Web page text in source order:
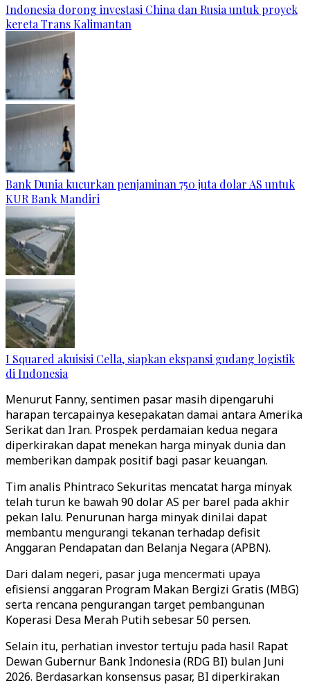
Indonesia dorong investasi China dan Rusia untuk proyek
kereta Trans Kalimantan
Bank Dunia kucurkan penjaminan 750 juta dolar AS untuk
KUR Bank Mandiri
I Squared akuisisi Cella, siapkan ekspansi gudang logistik
di Indonesia
Menurut Fanny, sentimen pasar masih dipengaruhi
harapan tercapainya kesepakatan damai antara Amerika
Serikat dan Iran. Prospek perdamaian kedua negara
diperkirakan dapat menekan harga minyak dunia dan
memberikan dampak positif bagi pasar keuangan.
Tim analis Phintraco Sekuritas mencatat harga minyak
telah turun ke bawah 90 dolar AS per barel pada akhir
pekan lalu. Penurunan harga minyak dinilai dapat
membantu mengurangi tekanan terhadap defisit
Anggaran Pendapatan dan Belanja Negara (APBN).
Dari dalam negeri, pasar juga mencermati upaya
efisiensi anggaran Program Makan Bergizi Gratis (MBG)
serta rencana pengurangan target pembangunan
Koperasi Desa Merah Putih sebesar 50 persen.
Selain itu, perhatian investor tertuju pada hasil Rapat
Dewan Gubernur Bank Indonesia (RDG BI) bulan Juni
2026. Berdasarkan konsensus pasar, BI diperkirakan